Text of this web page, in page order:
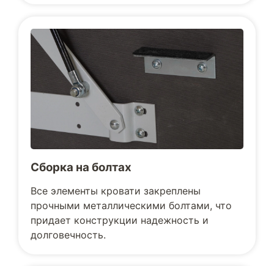
Сборка на болтах
Все элементы кровати закреплены
прочными металлическими болтами, что
придает конструкции надежность и
долговечность.